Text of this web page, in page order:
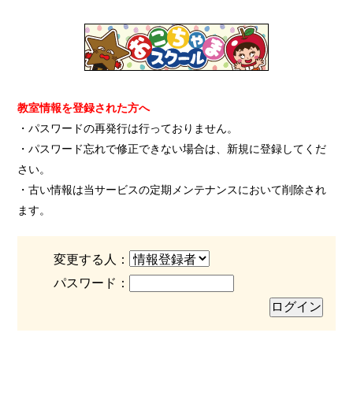
教室情報を登録された方へ
・パスワードの再発行は行っておりません。
・パスワード忘れで修正できない場合は、新規に登録してくだ
さい。
・古い情報は当サービスの定期メンテナンスにおいて削除され
ます。
変更する人：
パスワード：